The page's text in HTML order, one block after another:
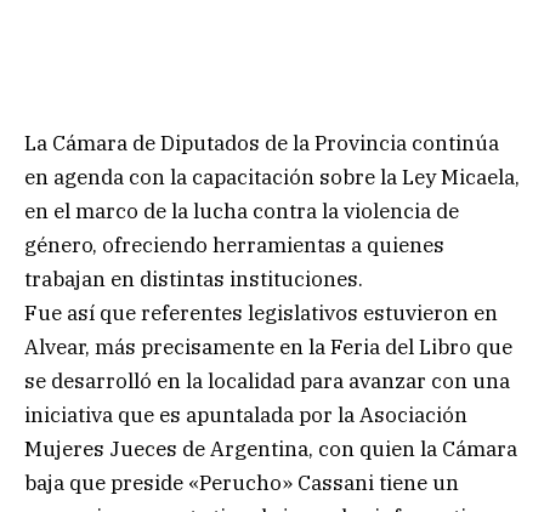
La Cámara de Diputados de la Provincia continúa
en agenda con la capacitación sobre la Ley Micaela,
en el marco de la lucha contra la violencia de
género, ofreciendo herramientas a quienes
trabajan en distintas instituciones.
Fue así que referentes legislativos estuvieron en
Alvear, más precisamente en la Feria del Libro que
se desarrolló en la localidad para avanzar con una
iniciativa que es apuntalada por la Asociación
Mujeres Jueces de Argentina, con quien la Cámara
baja que preside «Perucho» Cassani tiene un